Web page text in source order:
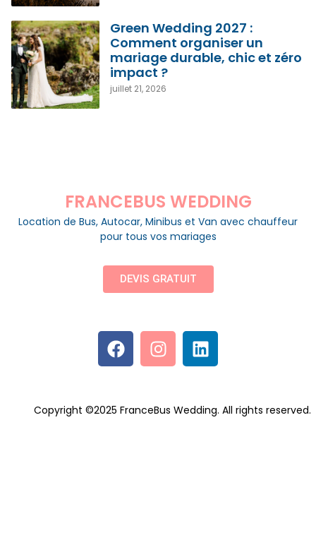
Green Wedding 2027 :
Comment organiser un
mariage durable, chic et zéro
impact ?
juillet 21, 2026
FRANCEBUS WEDDING
Location de Bus, Autocar, Minibus et Van avec chauffeur
pour tous vos mariages
DEVIS GRATUIT
Copyright ©2025 FranceBus Wedding. All rights reserved.